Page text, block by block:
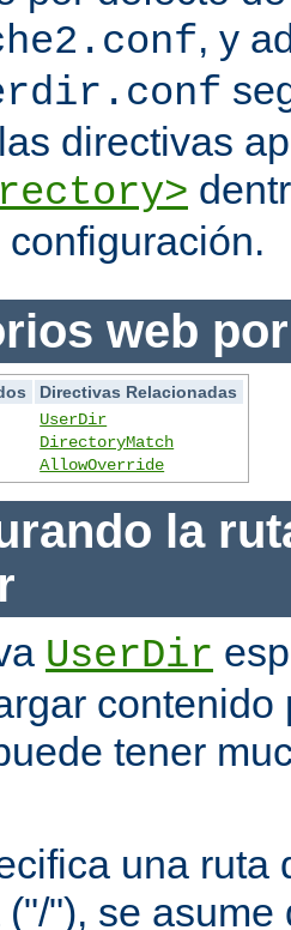
, y
directivas
web
Directivas Relacionadas
UserDir
DirectoryMatch
AllowOverride
la
UserDir
contenido
tener
una ruta
"), se